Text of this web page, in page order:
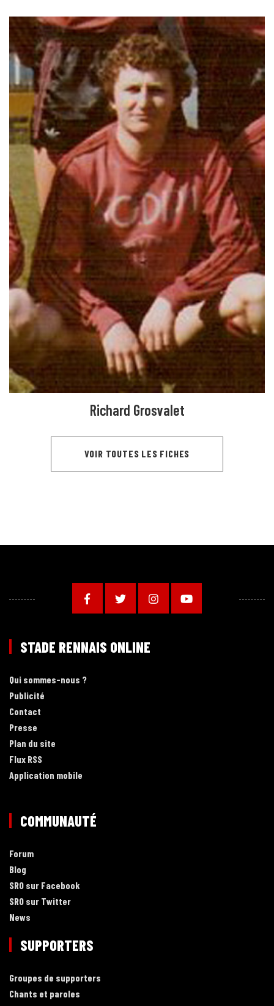
Richard Grosvalet
VOIR TOUTES LES FICHES
STADE RENNAIS ONLINE
Qui sommes-nous ?
Publicité
Contact
Presse
Plan du site
Flux RSS
Application mobile
COMMUNAUTÉ
Forum
Blog
SRO sur Facebook
SRO sur Twitter
News
SUPPORTERS
Groupes de supporters
Chants et paroles